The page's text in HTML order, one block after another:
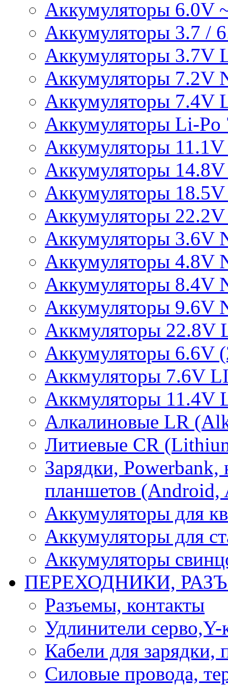
Аккумуляторы 6.0V
Аккумуляторы 3.7 /
Аккумуляторы 3.7V
Аккумуляторы 7.2V
Аккумуляторы 7.4V
Аккумуляторы Li-Po
Аккумуляторы
Аккумуляторы
Аккумуляторы
Аккумуляторы
Аккумуляторы 3.6V
Аккумуляторы 4.8V
Аккумуляторы 8.4V
Аккумуляторы 9.6V
Аккмуляторы 22.8V
Аккумуляторы 6.6V
Аккмуляторы 7.6V
Аккмуляторы 11.4V
Алкалиновые LR
Литиевые CR
Зарядки, Powerbank,
планшетов (Android,
Аккумуляторы для
Аккумуляторы для
Аккумуляторы
ПЕРЕХОДНИКИ,
Разъемы, контакты
Удлинители серво,Y-
Кабели для зарядки,
Силовые провода,